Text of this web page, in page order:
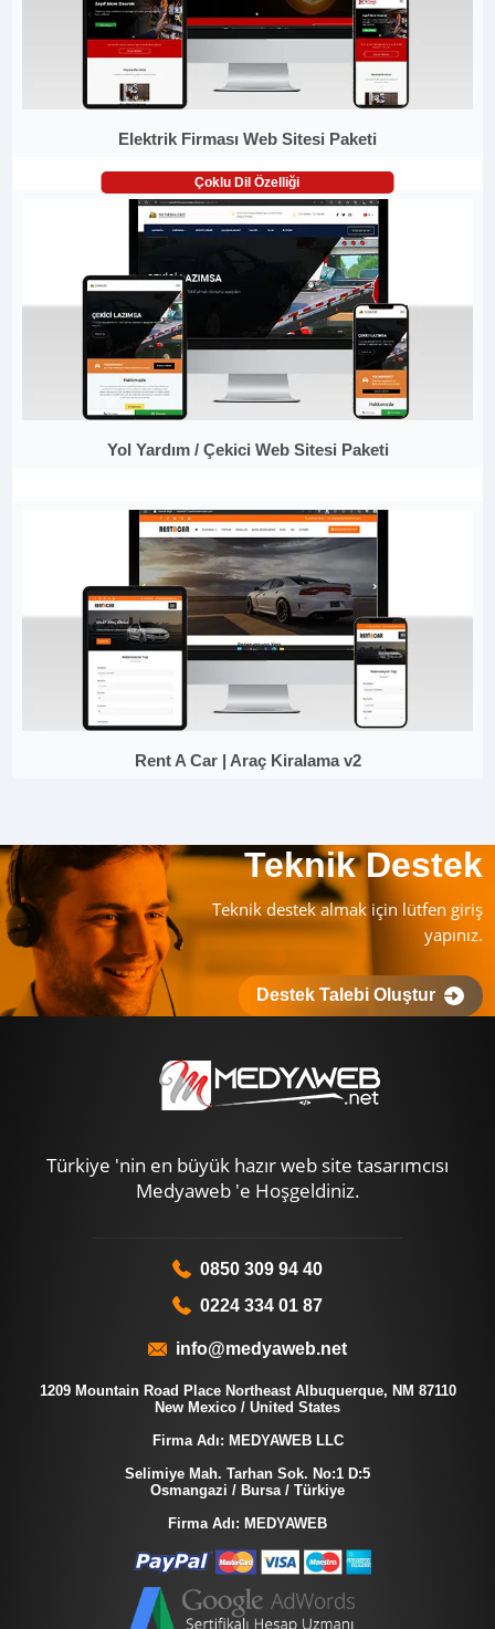
Elektrik Firması Web Sitesi Paketi
Çoklu Dil Özelliği
Yol Yardım / Çekici Web Sitesi Paketi
Rent A Car | Araç Kiralama v2
Teknik Destek
Teknik destek almak için lütfen giriş
yapınız.
Destek Talebi Oluştur
Türkiye 'nin en büyük hazır web site tasarımcısı
Medyaweb 'e Hoşgeldiniz.
0850 309 94 40
0224 334 01 87
info@medyaweb.net
1209 Mountain Road Place Northeast Albuquerque, NM 87110
New Mexico / United States
Firma Adı: MEDYAWEB LLC
Selimiye Mah. Tarhan Sok. No:1 D:5
Osmangazi / Bursa / Türkiye
Firma Adı: MEDYAWEB